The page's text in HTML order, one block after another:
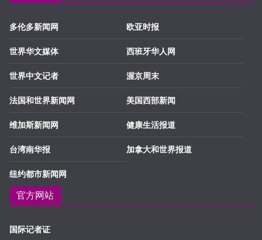
多伦多新闻网
世界华文媒体
世界中文记者
法国和世界新闻网
维加斯新闻网
台湾南华报
纽约都市新闻网
欧亚时报
西班牙华人网
渥京周末
美国西部新闻
健康生活报道
加拿大和世界报道
官方网站
国际记者证